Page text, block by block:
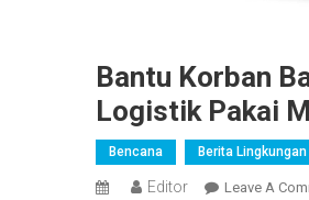
Bantu Korban
Logistik Pakai
Bencana Berita Lingkungan
Editor Leave A